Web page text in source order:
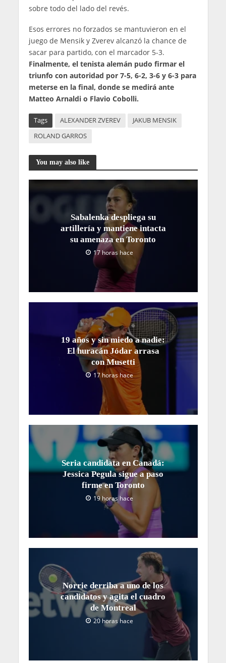
sobre todo del lado del revés.
Esos errores no forzados se mantuvieron en el
juego de Mensik y Zverev alcanzó la chance de
sacar para partido, con el marcador 5-3.
Finalmente, el tenista alemán pudo firmar el
triunfo con autoridad por 7-5, 6-2, 3-6 y 6-3 para
meterse en la final, donde se medirá ante
Matteo Arnaldi o Flavio Cobolli.
Tags ALEXANDER ZVEREV
JAKUB MENSIK
ROLAND GARROS
You may also like
Sabalenka despliega su
artillería y mantiene intacta
su amenaza en Toronto
17 horas hace
19 años y sin miedo a nadie:
El huracán Jódar arrasa
con Musetti
17 horas hace
Seria candidata en Canadá:
Jessica Pegula sigue a paso
firme en Toronto
19 horas hace
Norrie derriba a uno de los
candidatos y agita el cuadro
de Montreal
20 horas hace